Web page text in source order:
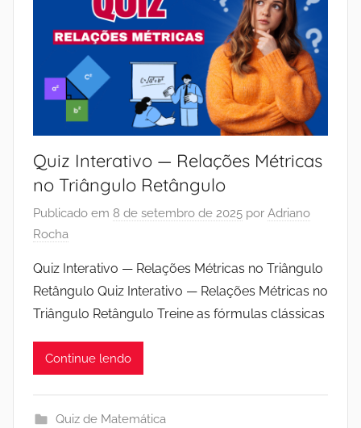
Quiz Interativo — Relações Métricas
no Triângulo Retângulo
Publicado em 8 de setembro de 2025 por Adriano
Rocha
Quiz Interativo — Relações Métricas no Triângulo
Retângulo Quiz Interativo — Relações Métricas no
Triângulo Retângulo Treine as fórmulas clássicas
Continue lendo
Quiz de Matemática